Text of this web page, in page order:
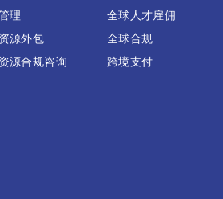
理
源外包
源合规咨询
全球人才雇佣
全球合规
跨境支付